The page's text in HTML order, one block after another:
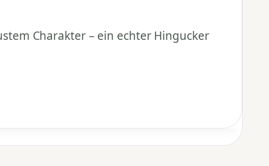
Charakter – ein echter Hingucker